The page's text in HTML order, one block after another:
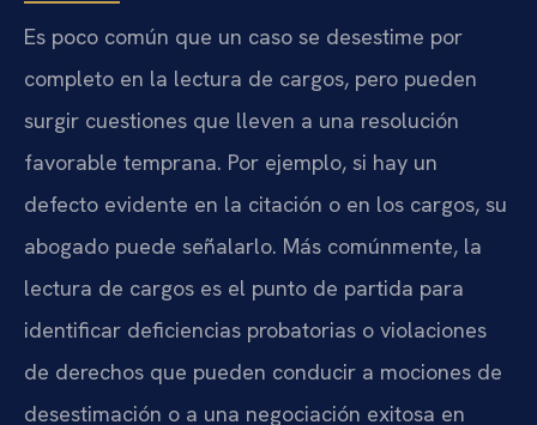
Es poco común que un caso se desestime por
completo en la lectura de cargos, pero pueden
surgir cuestiones que lleven a una resolución
favorable temprana. Por ejemplo, si hay un
defecto evidente en la citación o en los cargos, su
abogado puede señalarlo. Más comúnmente, la
lectura de cargos es el punto de partida para
identificar deficiencias probatorias o violaciones
de derechos que pueden conducir a mociones de
desestimación o a una negociación exitosa en